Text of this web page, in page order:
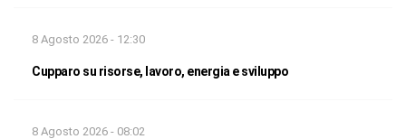
8 Agosto 2026 - 12:30
Cupparo su risorse, lavoro, energia e sviluppo
8 Agosto 2026 - 08:02